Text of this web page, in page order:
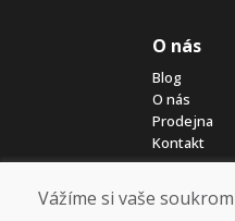
O nás
Blog
O nás
Prodejna
Kontakt
Nákup
Vážíme si vaše